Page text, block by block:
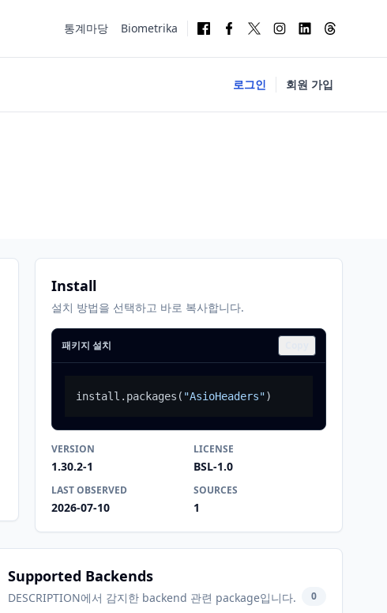
통계마당 Biometrika
로그인 회원 가입
Install
설치 방법을 선택하고 바로 복사합니다.
패키지 설치
install.packages ( "AsioHeaders")
VERSION
1.30.2-1
LICENSE
BSL-1.0
LAST OBSERVED
2026-07-10
SOURCES
1
Supported Backends
DESCRIPTION에서 감지한 backend 관련 package입니다. 0